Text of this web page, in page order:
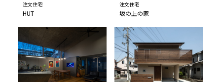
注文住宅
HUT
注文住宅
坂の上の家